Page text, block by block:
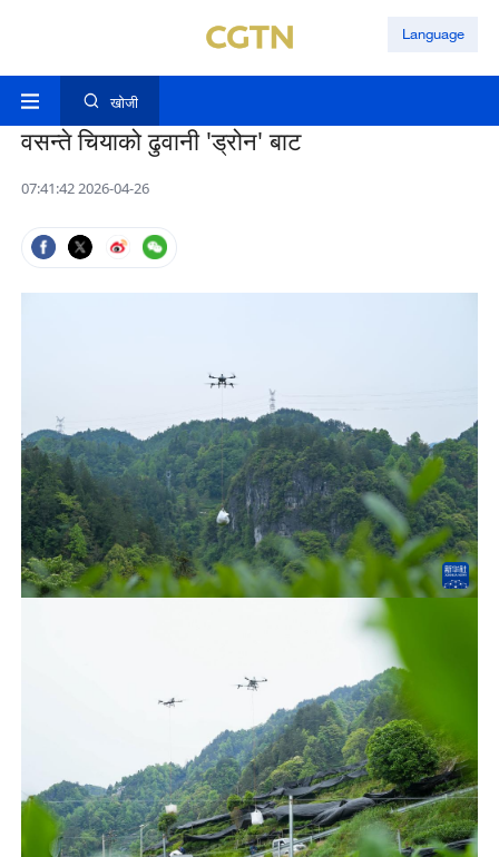
Language
खोजी
वसन्ते चियाको ढुवानी 'ड्रोन' बाट
07:41:42 2026-04-26